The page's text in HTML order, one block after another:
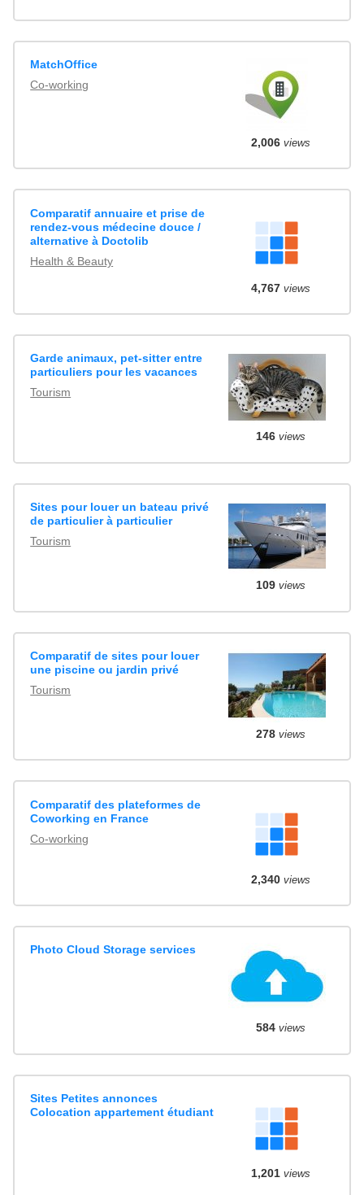
MatchOffice
Co-working
2,006views
Comparatif annuaire et prise de
rendez-vous médecine douce /
alternative à Doctolib
Health & Beauty
4,767views
Garde animaux, pet-sitter entre
particuliers pour les vacances
Tourism
146views
Sites pour louer un bateau privé
de particulier à particulier
Tourism
109views
Comparatif de sites pour louer
une piscine ou jardin privé
Tourism
278views
Comparatif des plateformes de
Coworking en France
Co-working
2,340views
Photo Cloud Storage services
584views
Sites Petites annonces
Colocation appartement étudiant
1,201views